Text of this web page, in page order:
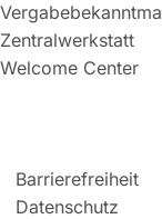
Zentralwerkstatt
Welcome Center
Barrierefreiheit
Datenschutz